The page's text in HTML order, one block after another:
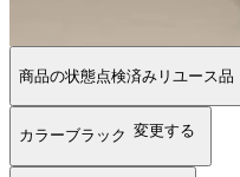
商品の状態点検済みリユース品
カラーブラック 変更する